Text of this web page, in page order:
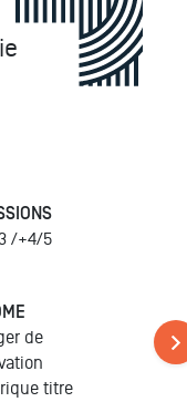
/+4/5
de
titre